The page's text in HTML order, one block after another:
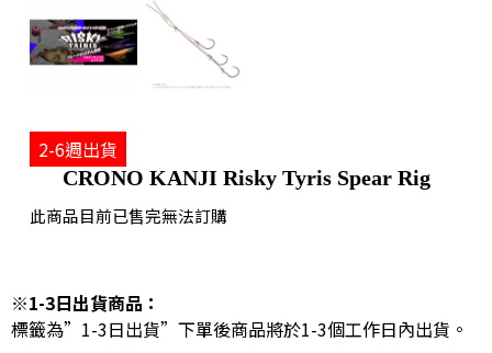
2-6週出貨
CRONO KANJI Risky Tyris Spear Rig
此商品目前已售完無法訂購
※1-3日出貨商品：
標籤為”1-3日出貨”下單後商品將於1-3個工作日內出貨。